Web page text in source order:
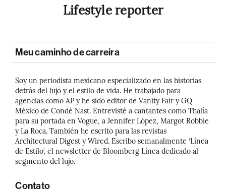
Lifestyle reporter
Meu caminho de carreira
Soy un periodista mexicano especializado en las historias
detrás del lujo y el estilo de vida. He trabajado para
agencias como AP y he sido editor de Vanity Fair y GQ
México de Condé Nast. Entrevisté a cantantes como Thalía
para su portada en Vogue, a Jennifer López, Margot Robbie
y La Roca. También he escrito para las revistas
Architectural Digest y Wired. Escribo semanalmente ‘Línea
de Estilo’, el newsletter de Bloomberg Línea dedicado al
segmento del lujo.
Contato